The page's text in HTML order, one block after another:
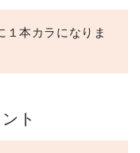
１本カラになりま
ト